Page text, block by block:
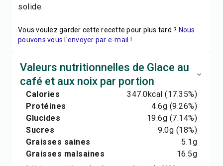
solide.
Vous voulez garder cette recette pour plus tard ? Nous
pouvons vous l'envoyer par e-mail !
Valeurs nutritionnelles de Glace au
café et aux noix par portion
Calories 347.0kcal (17.35%)
Protéines
4.6g (9.26%)
Glucides
19.6g (7.14%)
Sucres
9.0g (18%)
Graisses saines
5.1g
Graisses malsaines
16.5g